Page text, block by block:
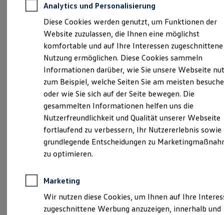
Für Gewerbekunden
Profi Paket
TopDeal
Gebrauchtwagen
ProfiPartner für Gebrauchtwagen
Zertifizierte Gebrauchtwagen
Finanzierung
Für Privatkunden
Für Gewerbekunden
Leasing
Für Privatkunden
Für Gewerbekunden
Versicherungen & Garantien
Garantien
Kfz-Versicherung für Nutzfahrzeuge
Restschuldversicherung
Wartungsverträge
Besitzer & Service
Sommer-Special
Reparatur, Pflege & Inspektion
Servicetermin anfragen
Service-Vorteile bei Volkswagen Nutzfahrzeuge
Verantwortlich für die Inhalte auf dieser Seite ist die Autohaus
Erdle e. K. Inh. Bernhard Erdle (Impressum & Rechtliches)
Peter-Sengl-Straße 26, 86447 Aindling
info@autohaus-erdle.de
Montag-Freitag 07:00-18:00 Uhr
Ansprechpartner
Analytics und Personalisierung
Diese Cookies werden genutzt, um Funktionen der
Website zuzulassen, die Ihnen eine möglichst
komfortable und auf Ihre Interessen zugeschnittene
Nutzung ermöglichen. Diese Cookies sammeln
Informationen darüber, wie Sie unsere Webseite
zum Beispiel, welche Seiten Sie am meisten
oder wie Sie sich auf der Seite bewegen. Die
gesammelten Informationen helfen uns die
Nutzerfreundlichkeit und Qualität unserer Webseite
fortlaufend zu verbessern, Ihr Nutzererlebnis sowie
grundlegende Entscheidungen zu
zu optimieren.
Marketing
Wir nutzen diese Cookies, um Ihnen auf Ihre
zugeschnittene Werbung anzuzeigen, innerhalb und